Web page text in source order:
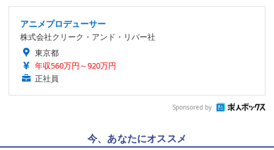
アニメプロデューサー
株式会社クリーク・アンド・リバー社
東京都
年収560万円～920万円
正社員
Sponsored by
今、あなたにオススメ